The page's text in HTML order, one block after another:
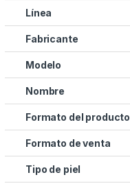
Línea
Fabricante
Modelo
Nombre
Formato del producto
Formato de venta
Tipo de piel